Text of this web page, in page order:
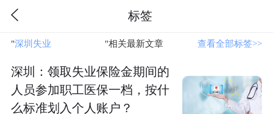
标签
"深圳失业 "相关最新文章 查看全部标签>>
深圳：领取失业保险金期间的
人员参加职工医保一档，按什
么标准划入个人账户？